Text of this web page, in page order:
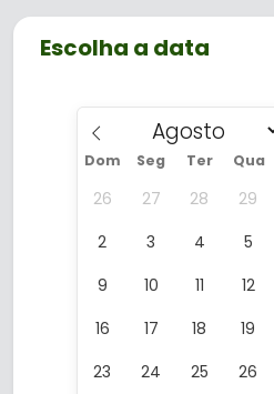
diferente em Foz do
exclusiva transforma o
Escolha a data
Dom Seg Ter Qua
26 27 28 29
2
3 4 5
9
10 11 12
16
17 18 19
23
24 25 26